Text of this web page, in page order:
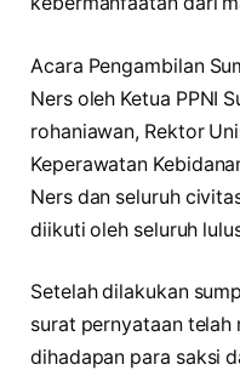
Acara Pengambilan
Ners oleh Ketua PPNI
rohaniawan, Rektor
Keperawatan
Ners dan seluruh
diikuti oleh seluruh
Setelah dilakukan
surat pernyataan telah
dihadapan para saksi